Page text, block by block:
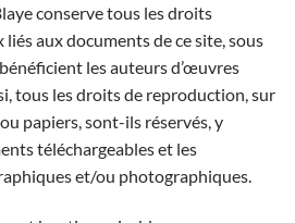
conserve tous les droits
aux documents de ce site, sous
les auteurs d’œuvres
tous les droits de reproduction, sur
papiers, sont-ils réservés, y
téléchargeables et les
et/ou photographiques.